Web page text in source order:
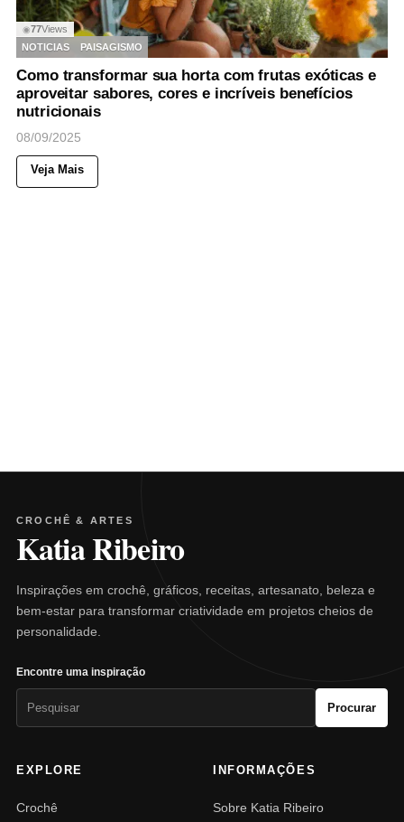
◉77Views
NOTICIAS
PAISAGISMO
Como transformar sua horta com frutas exóticas e
aproveitar sabores, cores e incríveis benefícios
nutricionais
08/09/2025
Veja Mais
CROCHÊ & ARTES
Katia Ribeiro
Inspirações em crochê, gráficos, receitas, artesanato, beleza e
bem-estar para transformar criatividade em projetos cheios de
personalidade.
Encontre uma inspiração
Procurar
EXPLORE
Crochê
INFORMAÇÕES
Sobre Katia Ribeiro